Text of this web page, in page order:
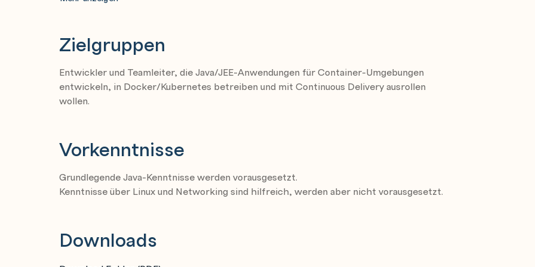
Docker-Images laden, verwalten, starten
Logs einsehen
Image-Erstellung
Dockerfiles
Multi-Stage-Builds zur Optimierung der Image-Größe nutzen
Volumes einrichten und nutzen
Kubernetes
Zielgruppen
Entwickler und Teamleiter, die Java/JEE-Anwendungen für Container-Umgebungen
entwickeln, in Docker/Kubernetes betreiben und mit Continuous Delivery ausrollen
wollen.
Vorkenntnisse
Grundlegende Java-Kenntnisse werden vorausgesetzt.
Kenntnisse über Linux und Networking sind hilfreich, werden aber nicht vorausgesetzt.
Downloads